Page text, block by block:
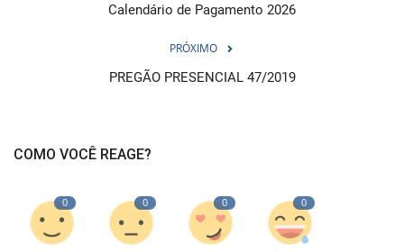
Calendário de Pagamento 2026
PRÓXIMO
PREGÃO PRESENCIAL 47/2019
COMO VOCÊ REAGE?
0 0 0 0